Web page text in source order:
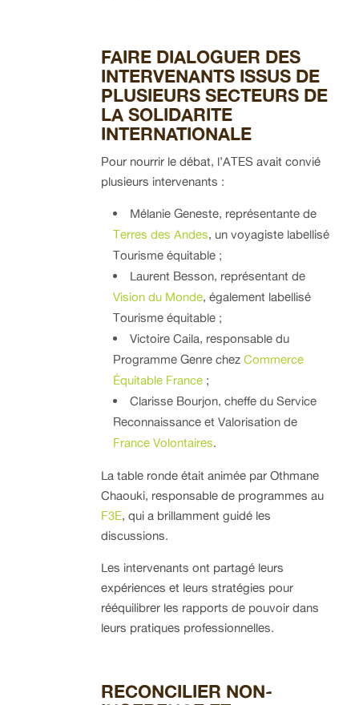
FAIRE DIALOGUER DES
INTERVENANTS ISSUS DE
PLUSIEURS SECTEURS DE
LA SOLIDARITE
INTERNATIONALE
Pour nourrir le débat, l’ATES avait convié
plusieurs intervenants :
Mélanie Geneste, représentante de
Terres des Andes, un voyagiste labellisé
Tourisme équitable ;
Laurent Besson, représentant de
Vision du Monde, également labellisé
Tourisme équitable ;
Victoire Caila, responsable du
Programme Genre chez Commerce
Équitable France;
Clarisse Bourjon, cheffe du Service
Reconnaissance et Valorisation de
France Volontaires.
La table ronde était animée par Othmane
Chaouki, responsable de programmes au
F3E, qui a brillamment guidé les
discussions.
Les intervenants ont partagé leurs
expériences et leurs stratégies pour
rééquilibrer les rapports de pouvoir dans
leurs pratiques professionnelles.
RECONCILIER NON-